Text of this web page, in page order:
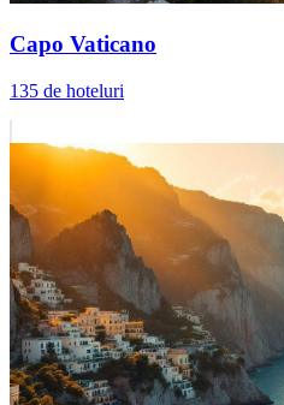
Capo Vaticano
135 de hoteluri